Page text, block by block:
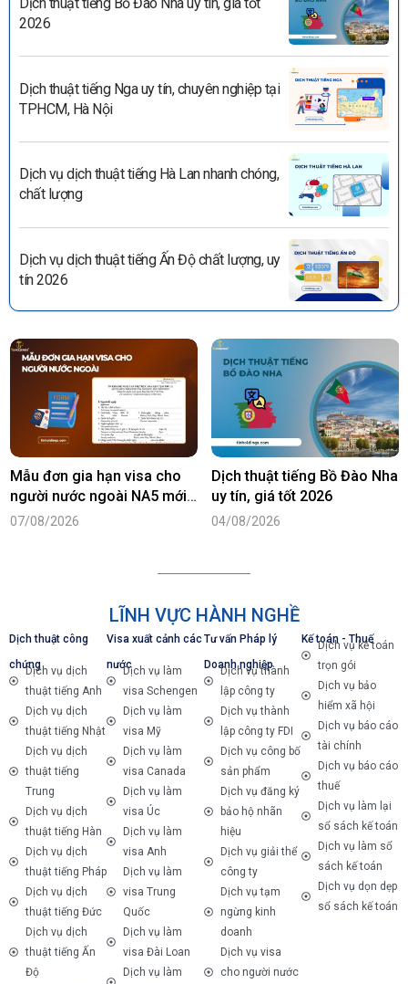
2026
Dịch thuật tiếng Nga uy tín, chuyên nghiệp tại
TPHCM, Hà Nội
Dịch vụ dịch thuật tiếng Hà Lan nhanh chóng,
chất lượng
Dịch vụ dịch thuật tiếng Ấn Độ chất lượng, uy
tín 2026
Mẫu đơn gia hạn visa cho
người nước ngoài NA5 mới
nhất năm 2026
07/08/2026
Dịch thuật tiếng Bồ Đào Nha
uy tín, giá tốt 2026
04/08/2026
LĨNH VỰC HÀNH NGHỀ
Dịch thuật công
chứngDịch vụ dịch
thuật tiếng Anh
Dịch vụ dịch
thuật tiếng Nhật
Dịch vụ dịch
thuật tiếng
Trung
Dịch vụ dịch
thuật tiếng Hàn
Dịch vụ dịch
thuật tiếng Pháp
Dịch vụ dịch
thuật tiếng Đức
Dịch vụ dịch
thuật tiếng Ấn
Độ
Visa xuất cảnh các
nướcDịch vụ làm
visa Schengen
Dịch vụ làm
visa Mỹ
Dịch vụ làm
visa Canada
Dịch vụ làm
visa Úc
Dịch vụ làm
visa Anh
Dịch vụ làm
visa Trung
Quốc
Dịch vụ làm
visa Đài Loan
Dịch vụ làm
Tư vấn Pháp lý
Doanh nghiệp
Dịch vụ thành
lập công ty
Dịch vụ thành
lập công ty FDI
Dịch vụ công bố
sản phẩm
Dịch vụ đăng ký
bảo hộ nhãn
hiệu
Dịch vụ giải thể
công ty
Dịch vụ tạm
ngừng kinh
doanh
Dịch vụ visa
cho người nước
Kế toán - Thuế
Dịch vụ kế toán
trọn gói
Dịch vụ bảo
hiểm xã hội
Dịch vụ báo cáo
tài chính
Dịch vụ báo cáo
thuế
Dịch vụ làm lại
sổ sách kế toán
Dịch vụ làm sổ
sách kế toán
Dịch vụ dọn dẹp
sổ sách kế toán